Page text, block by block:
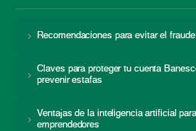
Recomendaciones para evitar el
Claves para proteger tu cuenta
prevenir estafas
Ventajas de la inteligencia artificial
emprendedores